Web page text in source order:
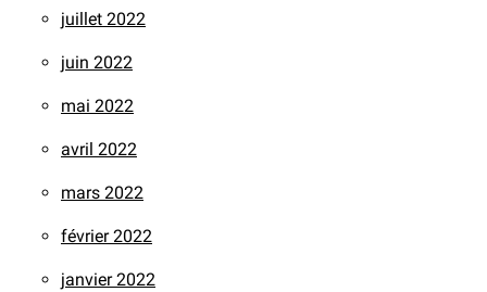
juillet 2022
juin 2022
mai 2022
avril 2022
mars 2022
février 2022
janvier 2022